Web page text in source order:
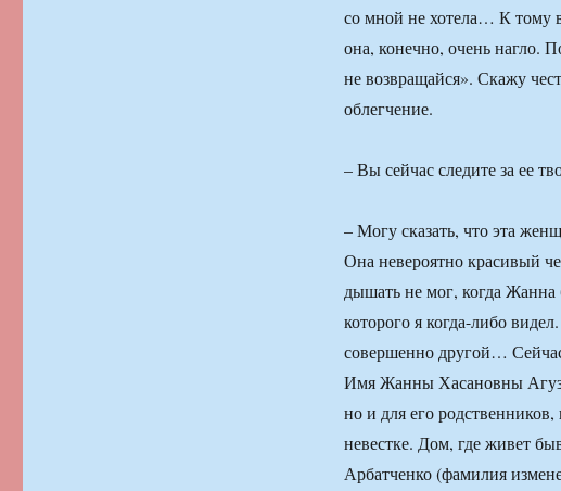
со мной не хотела… К тому
она, конечно, очень нагло.
не возвращайся». Скажу
облегчение.
– Вы сейчас следите за ее
– Могу сказать, что эта
Она невероятно красивый
дышать не мог, когда
которого я когда-либо
совершенно другой…
Имя Жанны Хасановны
но и для его
невестке. Дом, где живет
Арбатченко (фамилия